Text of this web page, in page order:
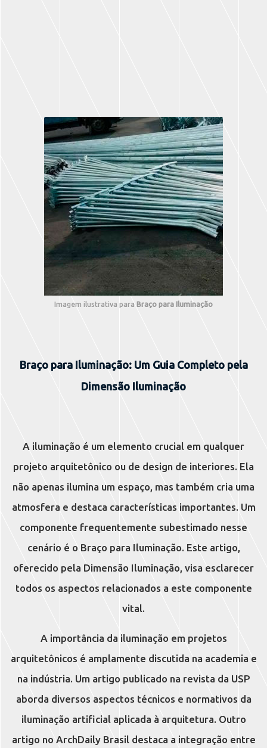
Imagem ilustrativa para Braço para Iluminação
Braço para Iluminação: Um Guia Completo pela
Dimensão Iluminação
A iluminação é um elemento crucial em qualquer
projeto arquitetônico ou de design de interiores. Ela
não apenas ilumina um espaço, mas também cria uma
atmosfera e destaca características importantes. Um
componente frequentemente subestimado nesse
cenário é o Braço para Iluminação. Este artigo,
oferecido pela Dimensão Iluminação, visa esclarecer
todos os aspectos relacionados a este componente
vital.
A importância da iluminação em projetos
arquitetônicos é amplamente discutida na academia e
na indústria. Um artigo publicado na revista da USP
aborda diversos aspectos técnicos e normativos da
iluminação artificial aplicada à arquitetura. Outro
artigo no ArchDaily Brasil destaca a integração entre